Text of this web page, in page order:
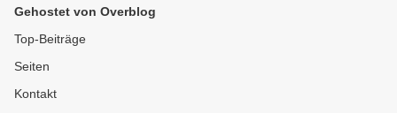
Chianti
Gehostet von Overblog
Top-Beiträge
Seiten
Kontakt